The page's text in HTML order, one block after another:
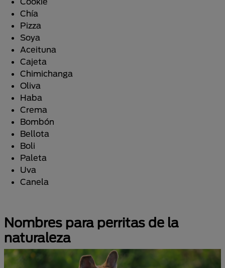
Chía
Pizza
Soya
Aceituna
Cajeta
Chimichanga
Oliva
Haba
Crema
Bombón
Bellota
Boli
Paleta
Uva
Canela
Nombres para perritas de la
naturaleza